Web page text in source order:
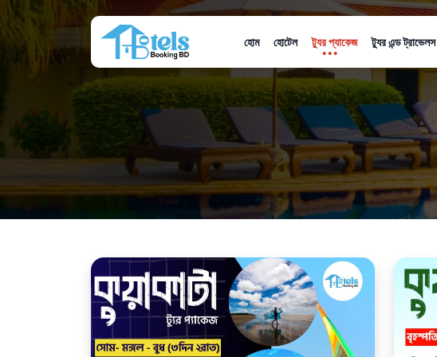
হোম হোটেল ট্যুর প্যাকেজ ট্যুর এন্ড ট্রাভেলস